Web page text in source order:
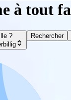
à tout
?
Rechercher